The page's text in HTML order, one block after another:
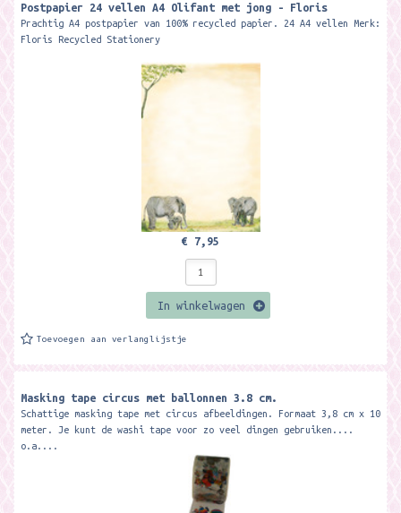
Postpapier 24 vellen A4 Olifant met jong - Floris
Prachtig A4 postpapier van 100% recycled papier. 24 A4 vellen Merk:
Floris Recycled Stationery
€ 7,95
In winkelwagen
Toevoegen aan verlanglijstje
Masking tape circus met ballonnen 3.8 cm.
Schattige masking tape met circus afbeeldingen. Formaat 3,8 cm x 10
meter. Je kunt de washi tape voor zo veel dingen gebruiken....
o.a....